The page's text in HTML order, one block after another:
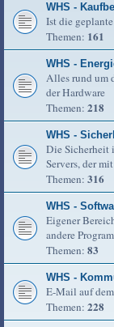
WHS -
Ist die
Themen: 161
WHS -
Alles rund um
der Hardware
Themen: 218
WHS -
Die Sicherheit
Servers, der
Themen: 316
WHS -
Eigener
andere
Themen: 83
WHS -
E-Mail auf
Themen: 228